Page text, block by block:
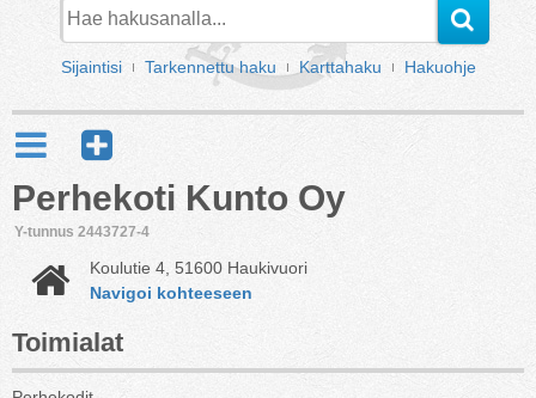
Sijaintisi Tarkennettu haku Karttahaku Hakuohje
Perhekoti Kunto Oy
Y-tunnus 2443727-4
Koulutie 4, 51600 Haukivuori
Navigoi kohteeseen
Toimialat